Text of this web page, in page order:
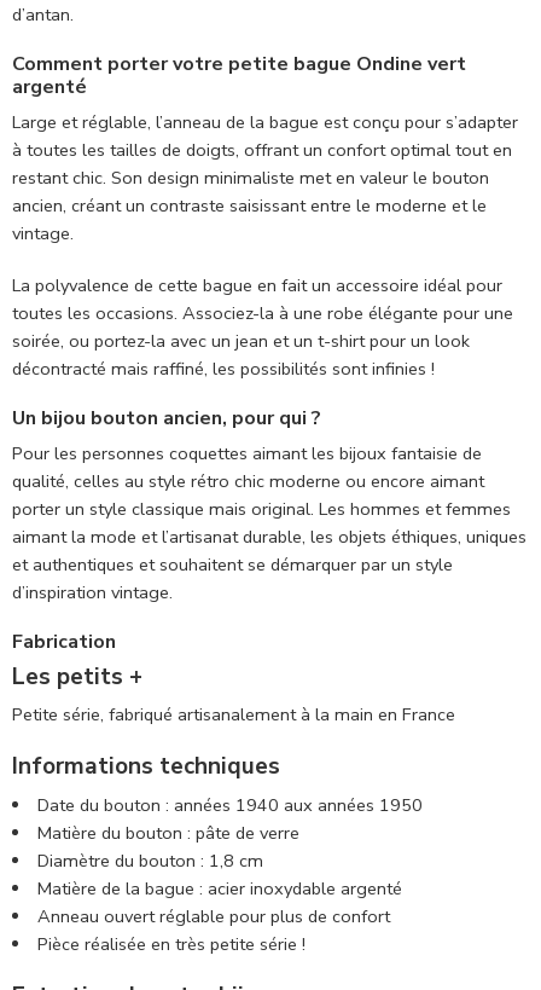
d’antan.
Comment porter votre petite bague Ondine vert
argenté
Large et réglable, l’anneau de la bague est conçu pour s’adapter
à toutes les tailles de doigts, offrant un confort optimal tout en
restant chic. Son design minimaliste met en valeur le bouton
ancien, créant un contraste saisissant entre le moderne et le
vintage.
La polyvalence de cette bague en fait un accessoire idéal pour
toutes les occasions. Associez-la à une robe élégante pour une
soirée, ou portez-la avec un jean et un t-shirt pour un look
décontracté mais raffiné, les possibilités sont infinies !
Un bijou bouton ancien, pour qui ?
Pour les personnes coquettes aimant les bijoux fantaisie de
qualité, celles au style rétro chic moderne ou encore aimant
porter un style classique mais original. Les hommes et femmes
aimant la mode et l’artisanat durable, les objets éthiques, uniques
et authentiques et souhaitent se démarquer par un style
d’inspiration vintage.
Fabrication
Les petits +
Petite série, fabriqué artisanalement à la main en France
Informations techniques
Date du bouton : années 1940 aux années 1950
Matière du bouton : pâte de verre
Diamètre du bouton : 1,8 cm
Matière de la bague : acier inoxydable argenté
Anneau ouvert réglable pour plus de confort
Pièce réalisée en très petite série !